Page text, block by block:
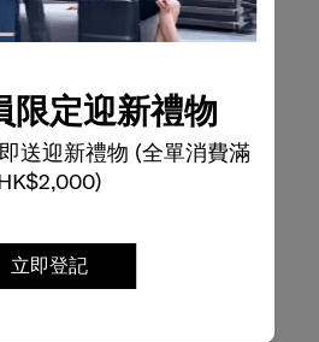
限定迎新禮物
送迎新禮物 (全單消費滿
立即登記